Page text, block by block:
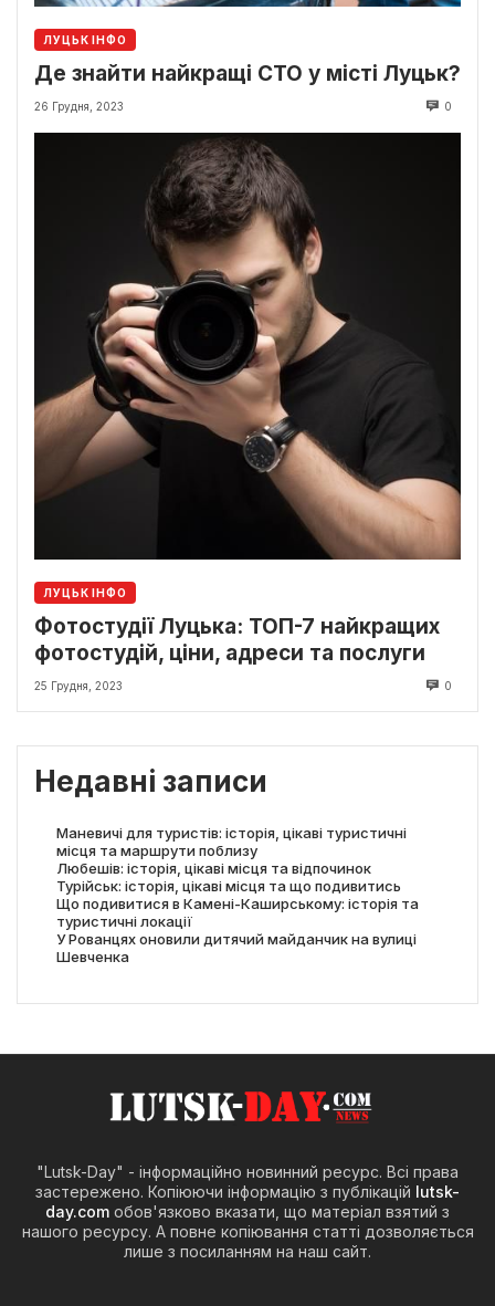
ЛУЦЬК ІНФО
Де знайти найкращі СТО у місті Луцьк?
26 Грудня, 2023 0
ЛУЦЬК ІНФО
Фотостудії Луцька: ТОП-7 найкращих
фотостудій, ціни, адреси та послуги
25 Грудня, 2023 0
Недавні записи
Маневичі для туристів: історія, цікаві туристичні
місця та маршрути поблизу
Любешів: історія, цікаві місця та відпочинок
Турійськ: історія, цікаві місця та що подивитись
Що подивитися в Камені-Каширському: історія та
туристичні локації
У Рованцях оновили дитячий майданчик на вулиці
Шевченка
"Lutsk-Day" - інформаційно новинний ресурс. Всі права
застережено. Копіюючи інформацію з публікацій lutsk-
day.com обов'язково вказати, що матеріал взятий з
нашого ресурсу. А повне копіювання статті дозволяється
лише з посиланням на наш сайт.